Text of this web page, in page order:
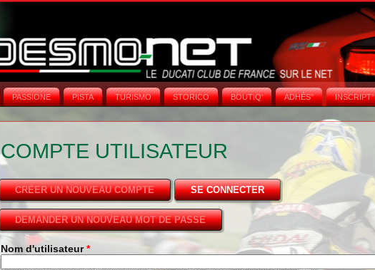
PASSIONE PISTA TURISMO STORICO BOUTIQ' ADHÉS° INSCRIPT°
COMPTE UTILISATEUR
CRÉER UN NOUVEAU COMPTE SE CONNECTER(ONGLET ACTIF)
DEMANDER UN NOUVEAU MOT DE PASSE
Nom d'utilisateur*